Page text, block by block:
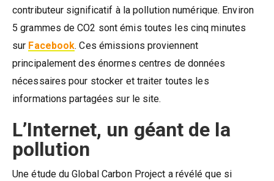
contributeur significatif à la pollution numérique. Environ
5 grammes de CO2 sont émis toutes les cinq minutes
sur Facebook. Ces émissions proviennent
principalement des énormes centres de données
nécessaires pour stocker et traiter toutes les
informations partagées sur le site.
L’Internet, un géant de la
pollution
Une étude du Global Carbon Project a révélé que si